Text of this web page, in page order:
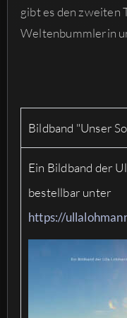
gibt es den zweiten
Weltenbummlerin
Bildband "Unser
Ein Bildband der
bestellbar unter
https://